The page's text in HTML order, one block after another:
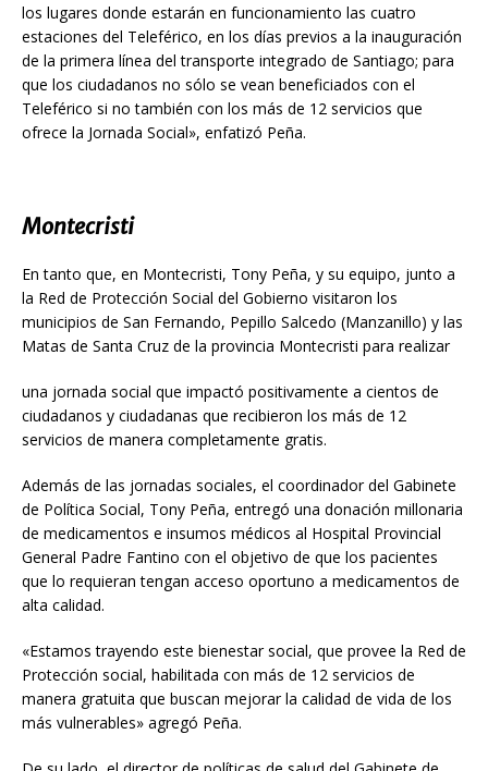
los lugares donde estarán en funcionamiento las cuatro
estaciones del Teleférico, en los días previos a la inauguración
de la primera línea del transporte integrado de Santiago; para
que los ciudadanos no sólo se vean beneficiados con el
Teleférico si no también con los más de 12 servicios que
ofrece la Jornada Social», enfatizó Peña.
Montecristi
En tanto que, en Montecristi, Tony Peña, y su equipo, junto a
la Red de Protección Social del Gobierno visitaron los
municipios de San Fernando, Pepillo Salcedo (Manzanillo) y las
Matas de Santa Cruz de la provincia Montecristi para realizar
una jornada social que impactó positivamente a cientos de
ciudadanos y ciudadanas que recibieron los más de 12
servicios de manera completamente gratis.
Además de las jornadas sociales, el coordinador del Gabinete
de Política Social, Tony Peña, entregó una donación millonaria
de medicamentos e insumos médicos al Hospital Provincial
General Padre Fantino con el objetivo de que los pacientes
que lo requieran tengan acceso oportuno a medicamentos de
alta calidad.
«Estamos trayendo este bienestar social, que provee la Red de
Protección social, habilitada con más de 12 servicios de
manera gratuita que buscan mejorar la calidad de vida de los
más vulnerables» agregó Peña.